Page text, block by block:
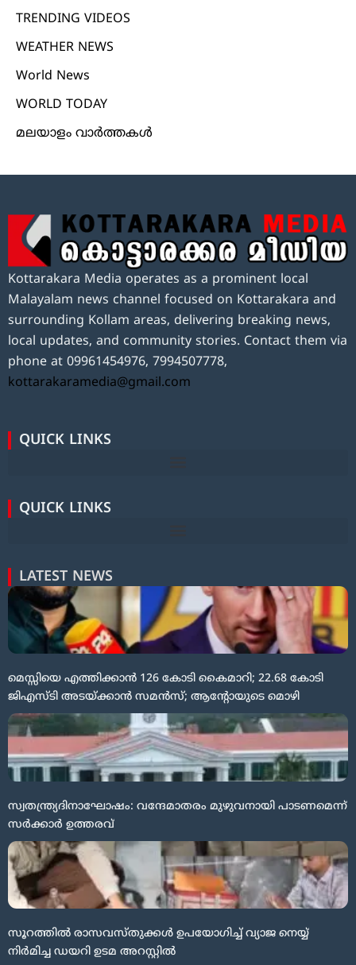
TRENDING VIDEOS
WEATHER NEWS
World News
WORLD TODAY
മലയാളം വാർത്തകൾ
Kottarakara Media operates as a prominent local
Malayalam news channel focused on Kottarakara and
surrounding Kollam areas, delivering breaking news,
local updates, and community stories. Contact them via
phone at 09961454976, 7994507778,
kottarakaramedia@gmail.com
QUICK LINKS
QUICK LINKS
LATEST NEWS
മെസ്സിയെ എത്തിക്കാൻ 126 കോടി കൈമാറി; 22.68 കോടി
ജിഎസ്ടി അടയ്ക്കാൻ സമൻസ്; ആന്റോയുടെ മൊഴി
സ്വതന്ത്ര്യദിനാഘോഷം: വന്ദേമാതരം മുഴുവനായി പാടണമെന്ന്
സർക്കാർ ഉത്തരവ്
സൂറത്തിൽ രാസവസ്തുക്കൾ ഉപയോഗിച്ച് വ്യാജ നെയ്യ്
നിർമിച്ച ഡയറി ഉടമ അറസ്റ്റിൽ